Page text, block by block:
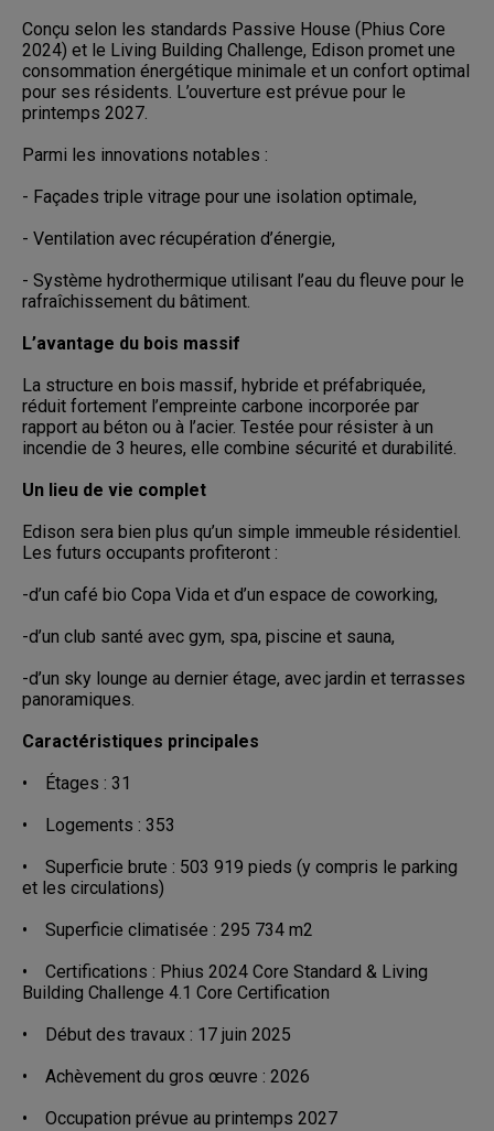
Conçu selon les standards Passive House (Phius Core
2024) et le Living Building Challenge, Edison promet une
consommation énergétique minimale et un confort optimal
pour ses résidents. L’ouverture est prévue pour le
printemps 2027.
Parmi les innovations notables :
- Façades triple vitrage pour une isolation optimale,
- Ventilation avec récupération d’énergie,
- Système hydrothermique utilisant l’eau du fleuve pour le
rafraîchissement du bâtiment.
L’avantage du bois massif
La structure en bois massif, hybride et préfabriquée,
réduit fortement l’empreinte carbone incorporée par
rapport au béton ou à l’acier. Testée pour résister à un
incendie de 3 heures, elle combine sécurité et durabilité.
Un lieu de vie complet
Edison sera bien plus qu’un simple immeuble résidentiel.
Les futurs occupants profiteront :
-d’un café bio Copa Vida et d’un espace de coworking,
-d’un club santé avec gym, spa, piscine et sauna,
-d’un sky lounge au dernier étage, avec jardin et terrasses
panoramiques.
Caractéristiques principales
• Étages : 31
• Logements : 353
• Superficie brute : 503 919 pieds (y compris le parking
et les circulations)
• Superficie climatisée : 295 734 m2
• Certifications : Phius 2024 Core Standard & Living
Building Challenge 4.1 Core Certification
• Début des travaux : 17 juin 2025
• Achèvement du gros œuvre : 2026
• Occupation prévue au printemps 2027